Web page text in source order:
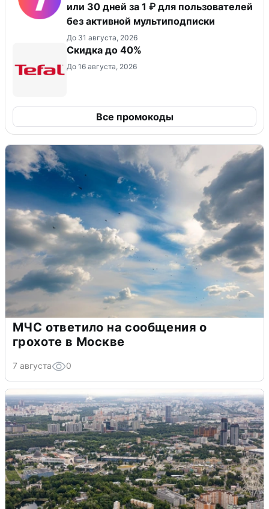
или 30 дней за 1 ₽ для пользователей
без активной мультиподписки
До 31 августа, 2026
Скидка до 40%
До 16 августа, 2026
Все промокоды
МЧС ответило на сообщения о
грохоте в Москве
7 августа 0